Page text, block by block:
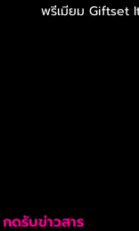
พรีเมียม Giftset
กดรับข่าวสาร